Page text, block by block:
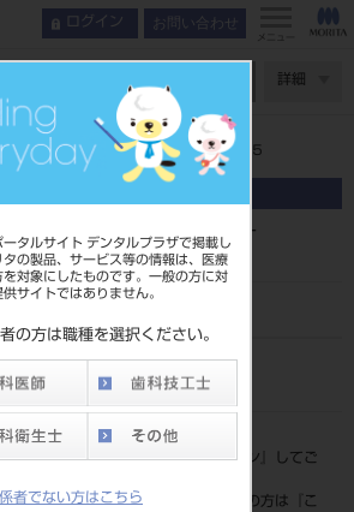
ータルサイト デンタルプラザで掲載し
タの製品、サービス等の情報は、医療
を対象にしたものです。一般の方に対
サイトではありません。
の方は職種を選択ください。
者でない方はこちら
ログイン お問い合わせ
メニュー
詳細
グ テクニカル ウィール ６入 Ｒ１５
い合わせ
リシング テクニカル ウィー
クニカル ウィール 6入 R15m
品目コード
206450787
標準価格
価格の確認は『ログイン
』してご
ネット会員登録がまだの方は『
こ